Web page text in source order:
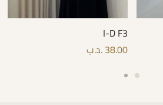
I-D F3
38.00.د.ب